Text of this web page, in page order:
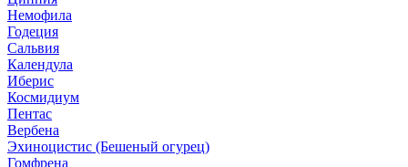
Немофила
Годеция
Сальвия
Календула
Иберис
Космидиум
Пентас
Вербена
Эхиноцистис (Бешеный огурец)
Гомфрена